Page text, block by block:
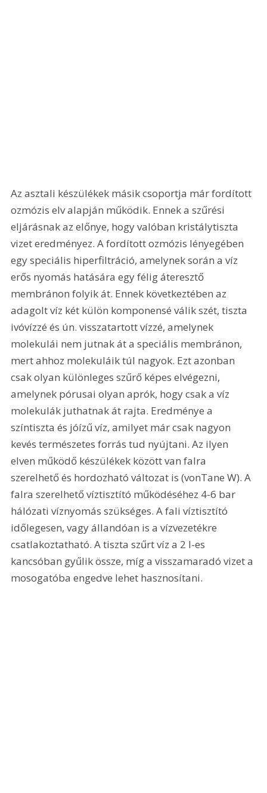
Az asztali készülékek másik csoportja már fordított
ozmózis elv alapján működik. Ennek a szűrési
eljárásnak az előnye, hogy valóban kristálytiszta
vizet eredményez. A fordított ozmózis lényegében
egy speciális hiperfiltráció, amelynek során a víz
erős nyomás hatására egy félig áteresztő
membránon folyik át. Ennek következtében az
adagolt víz két külön komponensé válik szét, tiszta
ivóvízzé és ún. visszatartott vízzé, amelynek
molekulái nem jutnak át a speciális membránon,
mert ahhoz molekuláik túl nagyok. Ezt azonban
csak olyan különleges szűrő képes elvégezni,
amelynek pórusai olyan aprók, hogy csak a víz
molekulák juthatnak át rajta. Eredménye a
színtiszta és jóízű víz, amilyet már csak nagyon
kevés természetes forrás tud nyújtani. Az ilyen
elven működő készülékek között van falra
szerelhető és hordozható változat is (vonTane W). A
falra szerelhető víztisztító működéséhez 4-6 bar
hálózati víznyomás szükséges. A fali víztisztító
időlegesen, vagy állandóan is a vízvezetékre
csatlakoztatható. A tiszta szűrt víz a 2 l-es
kancsóban gyűlik össze, míg a visszamaradó vizet a
mosogatóba engedve lehet hasznosítani.